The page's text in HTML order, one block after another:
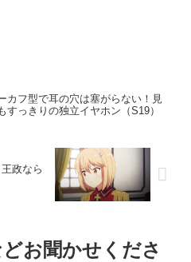
カフ型で耳の穴は塞がらない！見
すっきりの独立イヤホン（S19）
政なら
お聞かせくださ